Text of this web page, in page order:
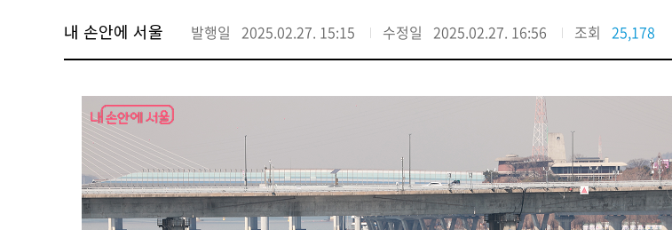
내 손안에 서울 발행일 2025.02.27. 15:15 수정일 2025.02.27. 16:56 조회 25,178